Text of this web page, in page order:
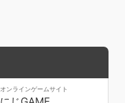
オンラインゲームサイト